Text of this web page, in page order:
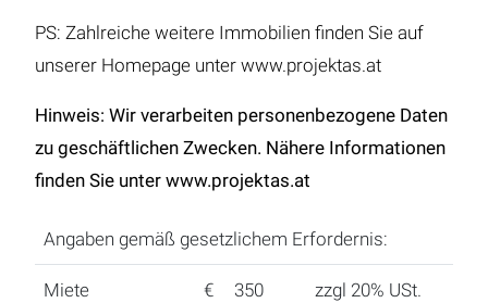
PS: Zahlreiche weitere Immobilien finden Sie auf
unserer Homepage unter www.projektas.at
Hinweis: Wir verarbeiten personenbezogene Daten
zu geschäftlichen Zwecken. Nähere Informationen
finden Sie unter www.projektas.at
Angaben gemäß gesetzlichem Erfordernis:
Miete € 350 zzgl 20% USt.